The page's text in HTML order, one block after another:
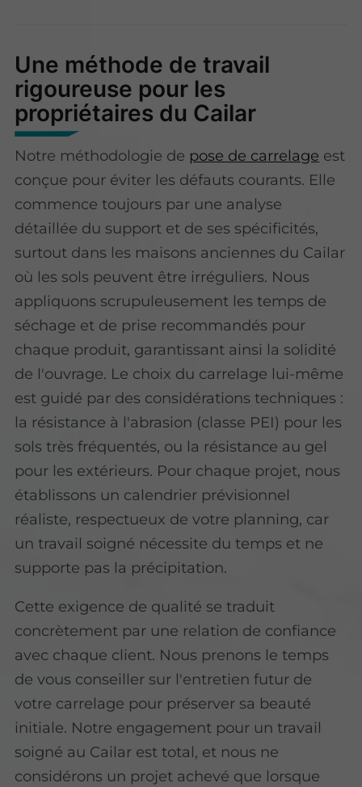
Une méthode de travail
rigoureuse pour les
propriétaires du Cailar
Notre méthodologie de pose de carrelage est
conçue pour éviter les défauts courants. Elle
commence toujours par une analyse
détaillée du support et de ses spécificités,
surtout dans les maisons anciennes du Cailar
où les sols peuvent être irréguliers. Nous
appliquons scrupuleusement les temps de
séchage et de prise recommandés pour
chaque produit, garantissant ainsi la solidité
de l'ouvrage. Le choix du carrelage lui-même
est guidé par des considérations techniques :
la résistance à l'abrasion (classe PEI) pour les
sols très fréquentés, ou la résistance au gel
pour les extérieurs. Pour chaque projet, nous
établissons un calendrier prévisionnel
réaliste, respectueux de votre planning, car
un travail soigné nécessite du temps et ne
supporte pas la précipitation.
Cette exigence de qualité se traduit
concrètement par une relation de confiance
avec chaque client. Nous prenons le temps
de vous conseiller sur l'entretien futur de
votre carrelage pour préserver sa beauté
initiale. Notre engagement pour un travail
soigné au Cailar est total, et nous ne
considérons un projet achevé que lorsque